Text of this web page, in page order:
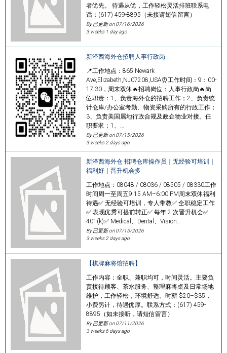
者优先。 待遇从优，工作轻松灵活排班联系电
话：(617) 459-8895（未接请短信留言）
By 已更新 on07/16/2026
3 weeks 1 day ago
新泽西海外仓招聘人事行政岗
📍工作地点：865 Newark
Ave,Elizabeth,NJ07208,USA⏰工作时间：9：00-
17:30，周末双休🔥招聘岗位：人事行政岗🔥岗
位职责：1、负责海外仓的招聘工作；2、负责统
计仓库/办公室考勤、物资采购所有的行政工作；
3、负责美国属地行政合规及政企物业对接。任
职要求：1、…
By 已更新 on07/15/2026
3 weeks 2 days ago
新泽西海外仓 招聘仓库操作员｜无经验可培训｜
福利好｜晋升机会多
工作地点：08048 / 08036 / 08505 / 08330工作
时间周一至周五9:15 AM–6:00 PM周末双休福利
待遇✅ 无经验可培训，专人带教✅ 全职稳定工作
✅ 表现优秀可提前转正✅ 每年 2 次晋升机会✅
401(k)✅ Medical、Dental、Vision…
By 已更新 on07/15/2026
3 weeks 2 days ago
【棋牌麻将馆招聘】
工作内容：全职、兼职均可，时间灵活。主要负
责接待顾客、茶水服务、整理麻将桌及日常场地
维护，工作轻松，环境舒适。时薪 $20–$35，
小费另计，待遇优厚。联系方式：(617) 459-
8895（如未接听，请短信留言）
By 已更新 on07/11/2026
3 weeks 6 days ago